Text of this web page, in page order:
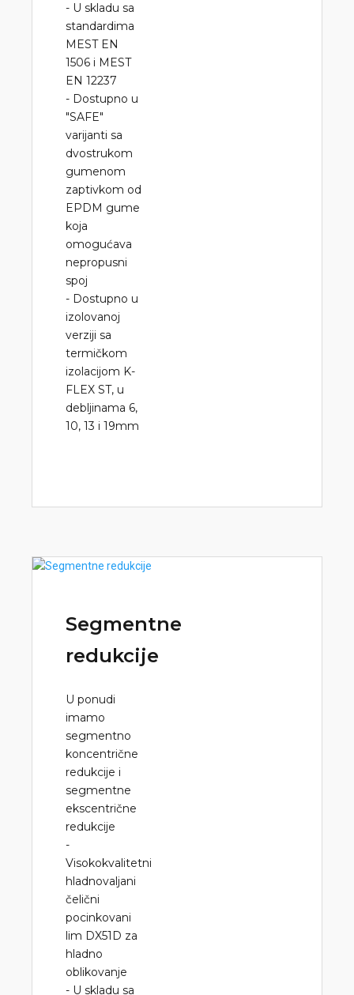
- U skladu sa
standardima
MEST EN
1506 i MEST
EN 12237
- Dostupno u
"SAFE"
varijanti sa
dvostrukom
gumenom
zaptivkom od
EPDM gume
koja
omogućava
nepropusni
spoj
- Dostupno u
izolovanoj
verziji sa
termičkom
izolacijom K-
FLEX ST, u
debljinama 6,
10, 13 i 19mm
Segmentne
redukcije
U ponudi
imamo
segmentno
koncentrične
redukcije i
segmentne
ekscentrične
redukcije
-
Visokokvalitetni
hladnovaljani
čelični
pocinkovani
lim DX51D za
hladno
oblikovanje
- U skladu sa